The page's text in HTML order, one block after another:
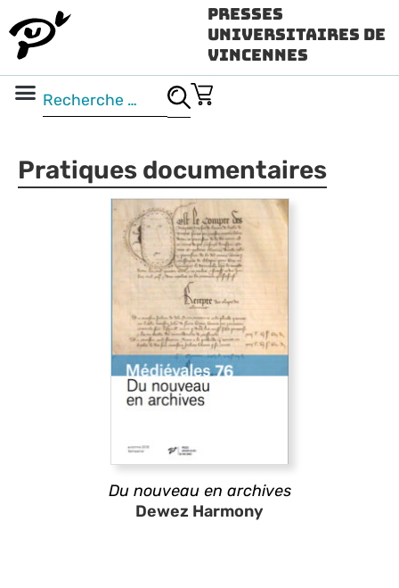
Presses
Universitaires de
Vincennes
Pratiques documentaires
Du nouveau en archives
Dewez Harmony